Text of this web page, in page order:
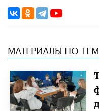
МАТЕРИАЛЫ ПО